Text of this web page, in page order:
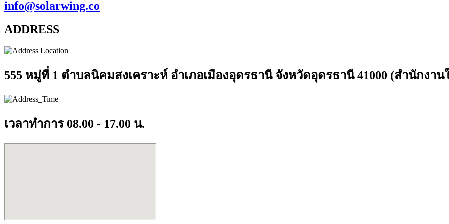
info@solarwing.co
ADDRESS
555 หมู่ที่ 1 ตำบลนิคมสงเคราะห์ อำเภอเมืองอุดรธานี จังหวัดอุดรธานี 41000 (สำนักงา
เวลาทำการ 08.00 - 17.00 น.